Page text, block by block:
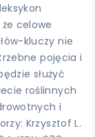
celowe
kluczy nie
pojęcia i
służyć
roślinnych
i
Krzysztof L.